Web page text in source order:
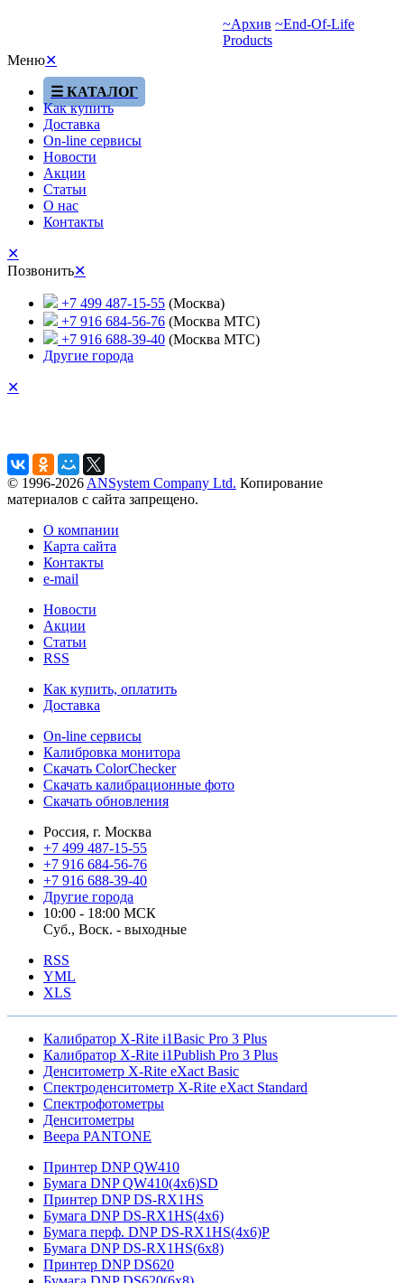
~Архив ~End-Of-Life
Products
Меню✕
☰ КАТАЛОГ
Как купить
Доставка
On-line сервисы
Новости
Акции
Статьи
О нас
Контакты
✕
Позвонить✕
+7 499 487-15-55 (Москва)
+7 916 684-56-76 (Москва МТС)
+7 916 688-39-40 (Москва МТС)
Другие города
✕
© 1996-2026 ANSystem Company Ltd. Копирование
материалов с сайта запрещено.
О компании
Карта сайта
Контакты
e-mail
Новости
Акции
Статьи
RSS
Как купить, оплатить
Доставка
On-line сервисы
Калибровка монитора
Скачать ColorChecker
Скачать калибрационные фото
Скачать обновления
Россия, г. Москва
+7 499 487-15-55
+7 916 684-56-76
+7 916 688-39-40
Другие города
10:00 - 18:00 МСК
Суб., Воск. - выходные
RSS
YML
XLS
Калибратор X-Rite i1Basic Pro 3 Plus
Калибратор X-Rite i1Publish Pro 3 Plus
Денситометр X-Rite eXact Basic
Спектроденситометр X-Rite eXact Standard
Спектрофотометры
Денситометры
Веера PANTONE
Принтер DNP QW410
Бумага DNP QW410(4x6)SD
Принтер DNP DS-RX1HS
Бумага DNP DS-RX1HS(4x6)
Бумага перф. DNP DS-RX1HS(4x6)P
Бумага DNP DS-RX1HS(6x8)
Принтер DNP DS620